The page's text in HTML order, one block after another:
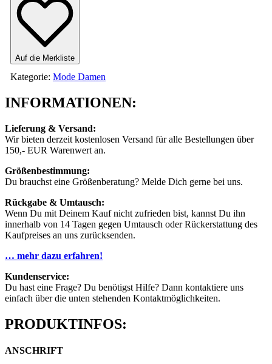
Auf die Merkliste
Kategorie: Mode Damen
INFORMATIONEN:
Lieferung & Versand:
Wir bieten derzeit kostenlosen Versand für alle Bestellungen über
150,- EUR Warenwert an.
Größenbestimmung:
Du brauchst eine Größenberatung? Melde Dich gerne bei uns.
Rückgabe & Umtausch:
Wenn Du mit Deinem Kauf nicht zufrieden bist, kannst Du ihn
innerhalb von 14 Tagen gegen Umtausch oder Rückerstattung des
Kaufpreises an uns zurücksenden.
… mehr dazu erfahren!
Kundenservice:
Du hast eine Frage? Du benötigst Hilfe? Dann kontaktiere uns
einfach über die unten stehenden Kontaktmöglichkeiten.
PRODUKTINFOS:
ANSCHRIFT